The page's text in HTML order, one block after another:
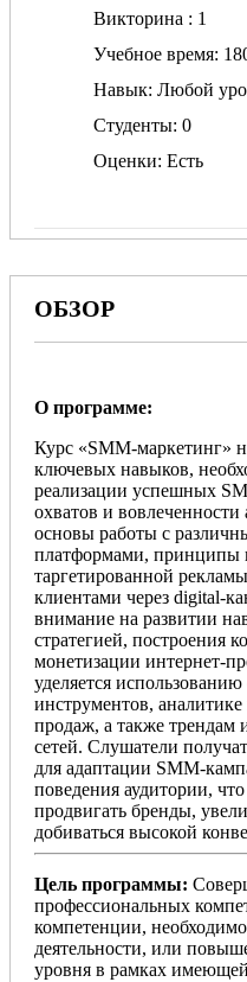
ОБЗОР
О программе:
Курс «SMM-маркетинг»
ключевых навыков,
реализации успешных
охватов и
основы работы с
платформами, принципы
таргетированной
клиентами через digital-
внимание на развитии
стратегией, построения
монетизации интернет-
уделяется
инструментов,
продаж, а также трендам
сетей. Слушатели
для адаптации SMM-
поведения аудитории,
продвигать бренды,
добиваться высокой
Цель программы:
профессиональных
компетенции,
деятельности, или
уровня в рамках
Викторина
1
Учебное время
Навык Любой
Студенты 0
Оценки Есть